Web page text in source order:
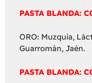
PASTA BLANDA:
ORO: Muzquia,
Guarromán, Jaén.
PASTA BLANDA: